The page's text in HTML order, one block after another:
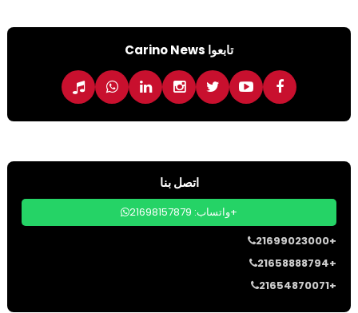
تابعوا Carino News
اتصل بنا
واتساب: 21698157879+
21699023000+
21658888794+
21654870071+